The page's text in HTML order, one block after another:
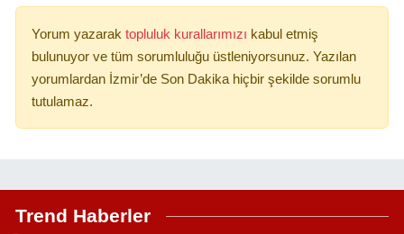
Yorum yazarak topluluk kurallarımızı kabul etmiş
bulunuyor ve tüm sorumluluğu üstleniyorsunuz. Yazılan
yorumlardan İzmir’de Son Dakika hiçbir şekilde sorumlu
tutulamaz.
Trend Haberler